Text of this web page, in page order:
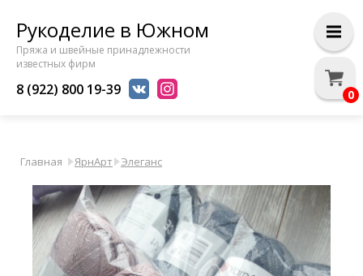
Рукоделие в Южном
Пряжа и швейные принадлежности
известных фирм
8 (922) 800 19-39
Главная ЯрнАрт Элеганс
0